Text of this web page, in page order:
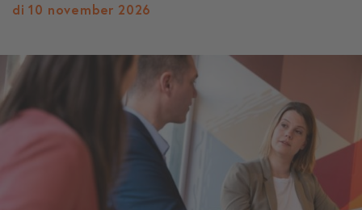
di 10 november 2026